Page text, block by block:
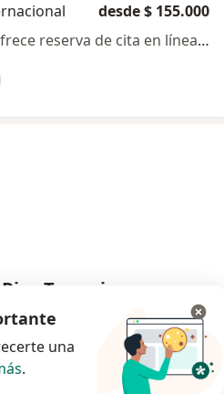
desde $ 155.000
Este especialista no ofrece reserva de cita en línea en esta dirección.
Tonguino
Ver más
una
.